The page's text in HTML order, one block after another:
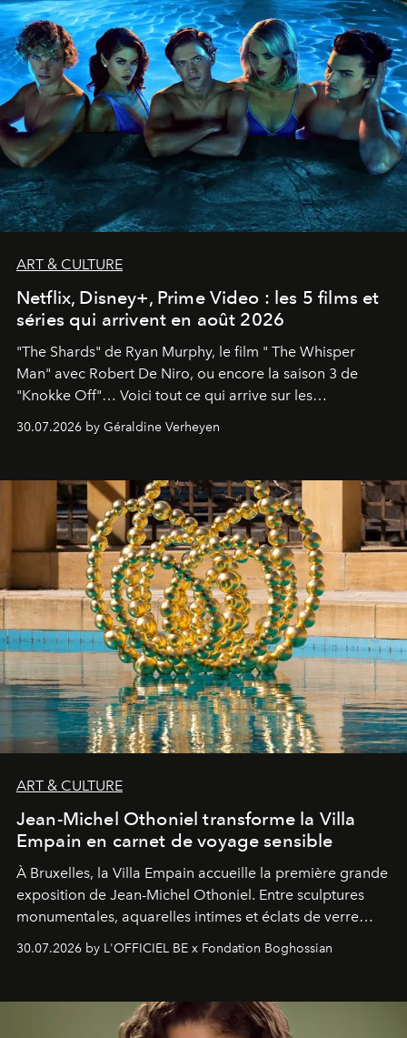
ART & CULTURE
Netflix, Disney+, Prime Video : les 5 films et
séries qui arrivent en août 2026
"The Shards" de Ryan Murphy, le film " The Whisper
Man" avec Robert De Niro, ou encore la saison 3 de
"Knokke Off"… Voici tout ce qui arrive sur les
plateformes de streaming en août 2026.
30.07.2026 by Géraldine Verheyen
ART & CULTURE
Jean-Michel Othoniel transforme la Villa
Empain en carnet de voyage sensible
À Bruxelles, la Villa Empain accueille la première grande
exposition de Jean-Michel Othoniel. Entre sculptures
monumentales, aquarelles intimes et éclats de verre
soufflé, l’artiste français compose un itinéraire
émotionnel où chaque œuvre devient le souvenir
émerveillement.
30.07.2026 by L'OFFICIEL BE x Fondation Boghossian